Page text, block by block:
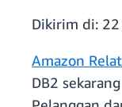
Dikirim di:
Amazon
DB2